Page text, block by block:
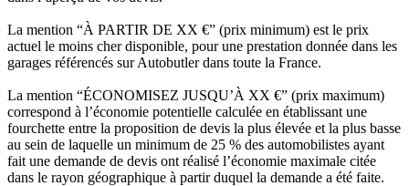
La mention “À PARTIR DE XX €” (prix minimum) est le prix
actuel le moins cher disponible, pour une prestation donnée dans les
garages référencés sur Autobutler dans toute la France.
La mention “ÉCONOMISEZ JUSQU’À XX €” (prix maximum)
correspond à l’économie potentielle calculée en établissant une
fourchette entre la proposition de devis la plus élevée et la plus basse
au sein de laquelle un minimum de 25 % des automobilistes ayant
fait une demande de devis ont réalisé l’économie maximale citée
dans le rayon géographique à partir duquel la demande a été faite.